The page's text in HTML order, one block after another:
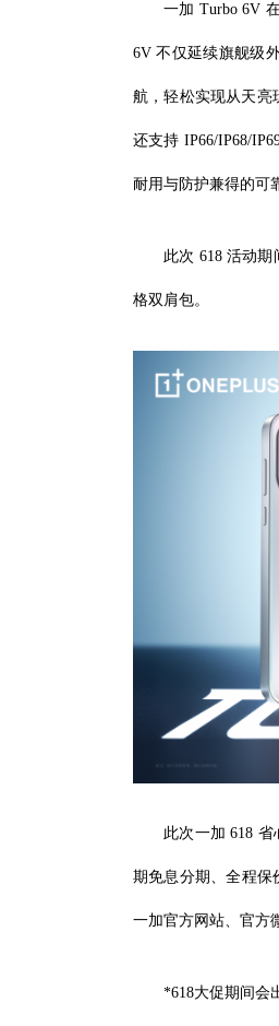
一加 Turbo 6V
6V 不仅延续旗舰级
航，轻松实现从天亮
还支持 IP66/IP68/
耐用与防护兼得的可
此次 618 活动
格双肩包。
此次一加 618
期免息分期、全程保
一加官方网站、官方
*618大促期间会